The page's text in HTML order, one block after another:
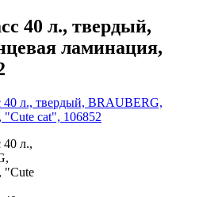
40 л., твердый,
ламинация,